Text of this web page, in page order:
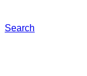
Search